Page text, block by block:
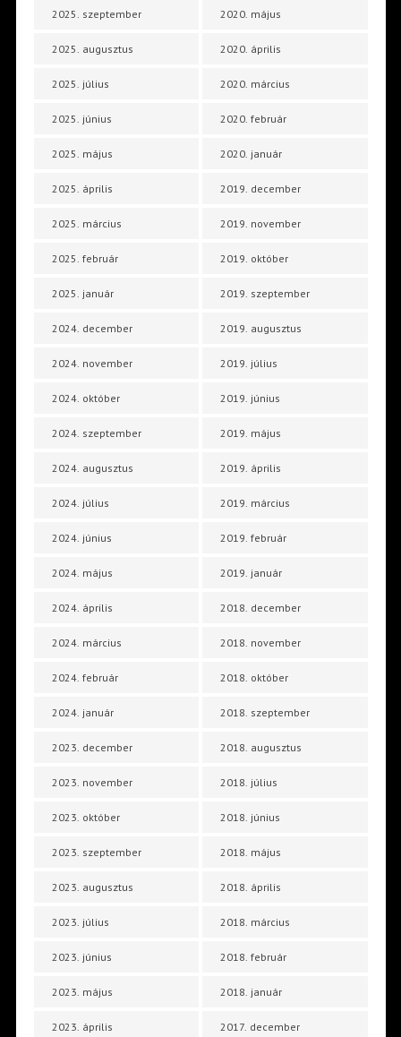
2025. szeptember
2025. augusztus
2025. július
2025. június
2025. május
2025. április
2025. március
2025. február
2025. január
2024. december
2024. november
2024. október
2024. szeptember
2024. augusztus
2024. július
2024. június
2024. május
2024. április
2024. március
2024. február
2024. január
2023. december
2023. november
2023. október
2023. szeptember
2023. augusztus
2023. július
2023. június
2023. május
2023. április
2020. május
2020. április
2020. március
2020. február
2020. január
2019. december
2019. november
2019. október
2019. szeptember
2019. augusztus
2019. július
2019. június
2019. május
2019. április
2019. március
2019. február
2019. január
2018. december
2018. november
2018. október
2018. szeptember
2018. augusztus
2018. július
2018. június
2018. május
2018. április
2018. március
2018. február
2018. január
2017. december